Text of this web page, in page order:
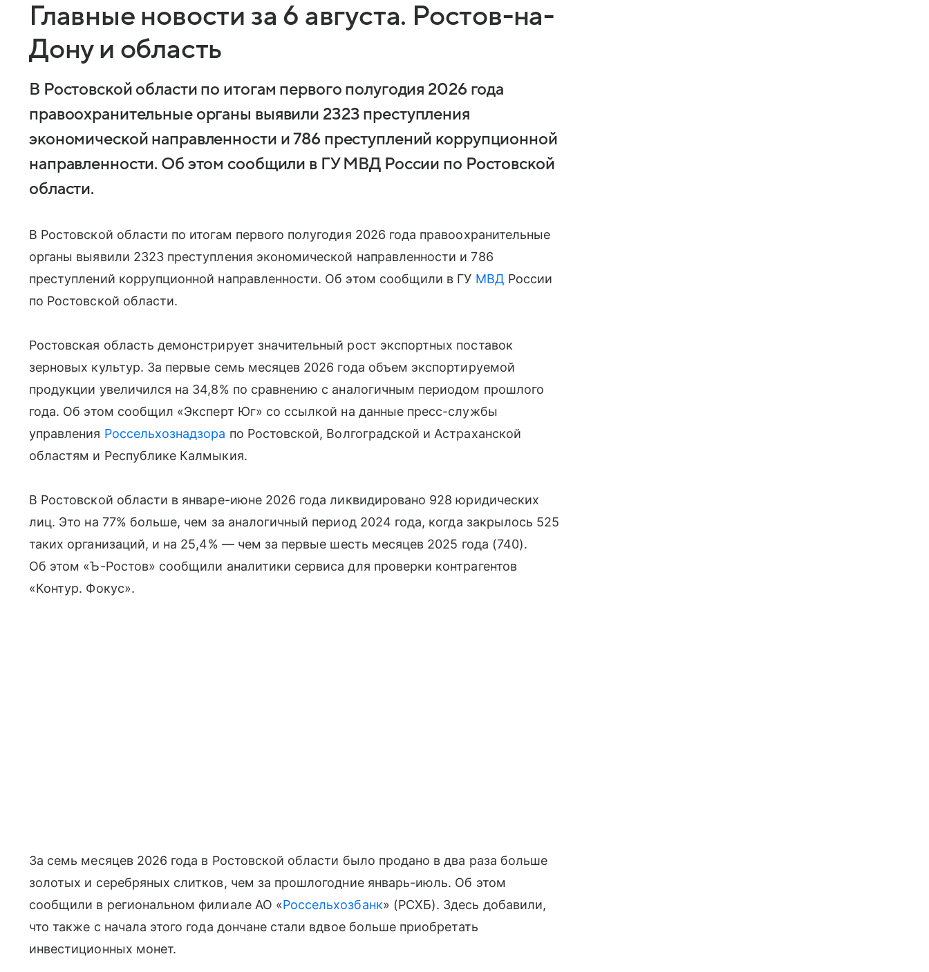
Главные новости за 6 августа. Ростов-на-
Дону и область
В Ростовской области по итогам первого полугодия 2026 года
правоохранительные органы выявили 2323 преступления
экономической направленности и 786 преступлений коррупционной
направленности. Об этом сообщили в ГУ МВД России по Ростовской
области.
В Ростовской области по итогам первого полугодия 2026 года правоохранительные
органы выявили 2323 преступления экономической направленности и 786
преступлений коррупционной направленности. Об этом сообщили в ГУ МВД России
по Ростовской области.
Ростовская область демонстрирует значительный рост экспортных поставок
зерновых культур. За первые семь месяцев 2026 года объем экспортируемой
продукции увеличился на 34,8% по сравнению с аналогичным периодом прошлого
года. Об этом сообщил «Эксперт Юг» со ссылкой на данные пресс-службы
управления Россельхознадзора по Ростовской, Волгоградской и Астраханской
областям и Республике Калмыкия.
В Ростовской области в январе-июне 2026 года ликвидировано 928 юридических
лиц. Это на 77% больше, чем за аналогичный период 2024 года, когда закрылось 525
таких организаций, и на 25,4% — чем за первые шесть месяцев 2025 года (740).
Об этом «Ъ-Ростов» сообщили аналитики сервиса для проверки контрагентов
«Контур. Фокус».
За семь месяцев 2026 года в Ростовской области было продано в два раза больше
золотых и серебряных слитков, чем за прошлогодние январь-июль. Об этом
сообщили в региональном филиале АО «Россельхозбанк» (РСХБ). Здесь добавили,
что также с начала этого года дончане стали вдвое больше приобретать
инвестиционных монет.